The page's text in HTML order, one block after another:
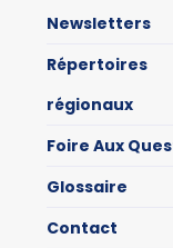
Newsletters
Répertoires
régionaux
Foire Aux
Glossaire
Contact